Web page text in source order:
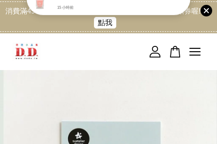
消費滿499免運喔, 記得加LINE:@dede168 領取專屬折扣券喔!
點我
您的購物車目前還是空的。